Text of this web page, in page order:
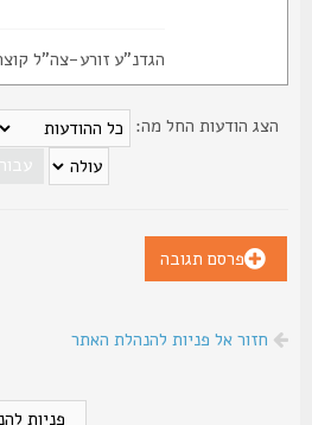
הגדנ"ע זורע-צה"ל קוצר-
הודעות החל מה:
פרסם תגובה
חזור אל פניות להנהלת האתר